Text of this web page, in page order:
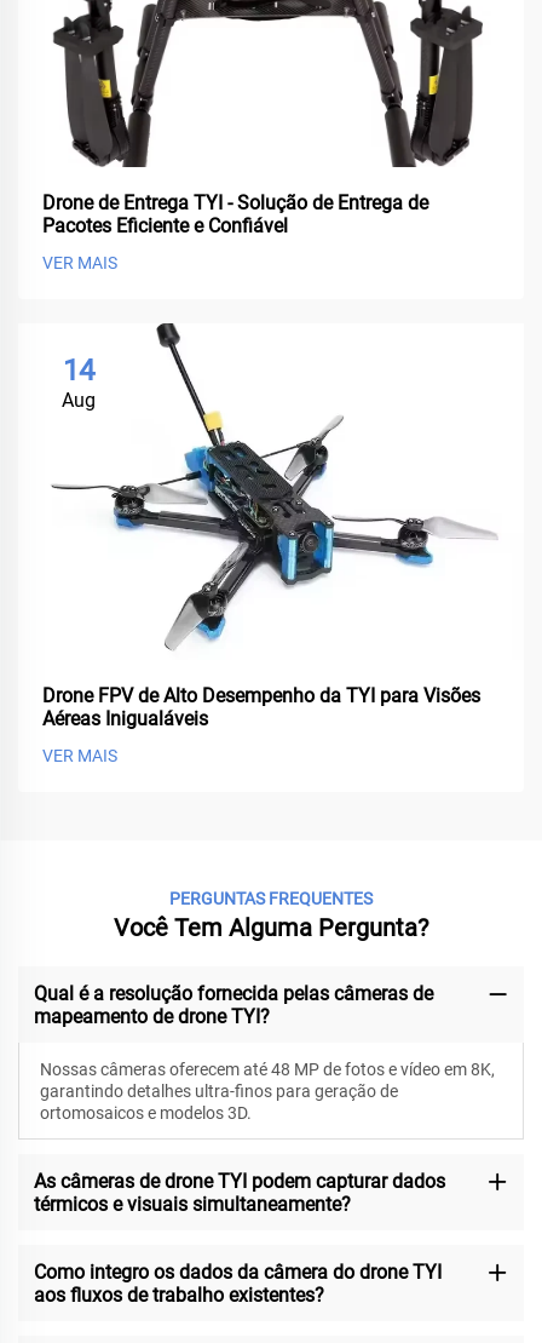
Drone de Entrega TYI - Solução de Entrega de
Pacotes Eficiente e Confiável
VER MAIS
14
Aug
Drone FPV de Alto Desempenho da TYI para Visões
Aéreas Inigualáveis
VER MAIS
PERGUNTAS FREQUENTES
Você Tem Alguma Pergunta?
Qual é a resolução fornecida pelas câmeras de
mapeamento de drone TYI?
Nossas câmeras oferecem até 48 MP de fotos e vídeo em 8K,
garantindo detalhes ultra-finos para geração de
ortomosaicos e modelos 3D.
As câmeras de drone TYI podem capturar dados
térmicos e visuais simultaneamente?
Como integro os dados da câmera do drone TYI
aos fluxos de trabalho existentes?